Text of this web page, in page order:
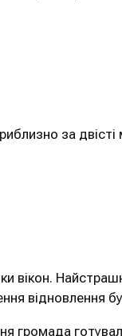
за
вікон.
відновлення
громада